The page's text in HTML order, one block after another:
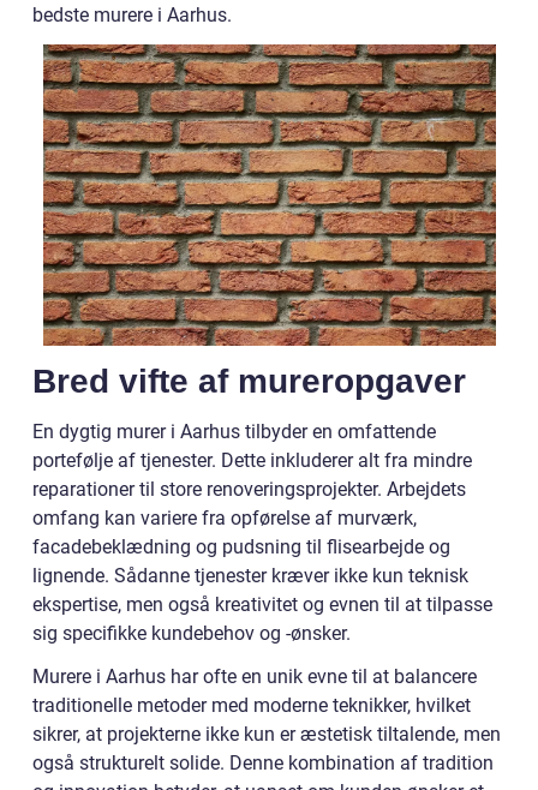
bedste murere i Aarhus.
Bred vifte af mureropgaver
En dygtig murer i Aarhus tilbyder en omfattende
portefølje af tjenester. Dette inkluderer alt fra mindre
reparationer til store renoveringsprojekter. Arbejdets
omfang kan variere fra opførelse af murværk,
facadebeklædning og pudsning til flisearbejde og
lignende. Sådanne tjenester kræver ikke kun teknisk
ekspertise, men også kreativitet og evnen til at tilpasse
sig specifikke kundebehov og -ønsker.
Murere i Aarhus har ofte en unik evne til at balancere
traditionelle metoder med moderne teknikker, hvilket
sikrer, at projekterne ikke kun er æstetisk tiltalende, men
også strukturelt solide. Denne kombination af tradition